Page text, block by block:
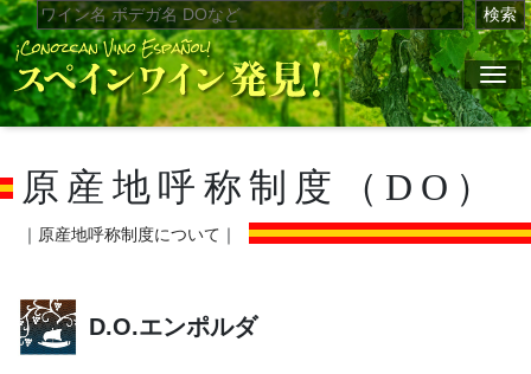
検索
ナ
原産地呼称制度（DO）
｜ 原産地呼称制度について ｜
D.O.エンポルダ